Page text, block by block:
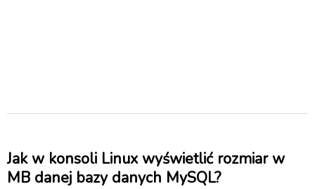
Jak w konsoli Linux wyświetlić rozmiar w
MB danej bazy danych MySQL?